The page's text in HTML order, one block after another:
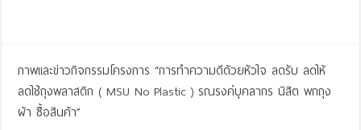
ภาพและข่าวกิจกรรมโครงการ “การทำความดีด้วยหัวใจ ลดรับ ลดให้
ลดใช้ถุงพลาสติก ( MSU No Plastic ) รณรงค์บุคลากร นิสิต พกถุง
ผ้า ซื้อสินค้า”